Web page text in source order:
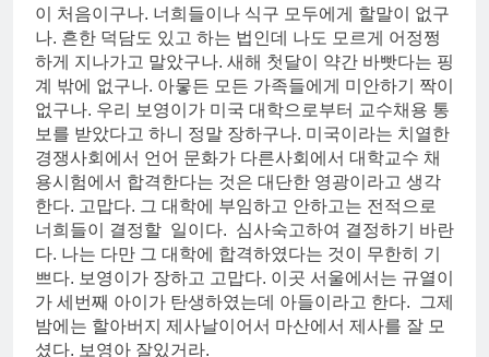
이 처음이구나. 너희들이나 식구 모두에게 할말이 없구
나. 흔한 덕담도 있고 하는 법인데 나도 모르게 어정쩡
하게 지나가고 말았구나. 새해 첫달이 약간 바빳다는 핑
계 밖에 없구나. 아뭏든 모든 가족들에게 미안하기 짝이
없구나. 우리 보영이가 미국 대학으로부터 교수채용 통
보를 받았다고 하니 정말 장하구나. 미국이라는 치열한
경쟁사회에서 언어 문화가 다른사회에서 대학교수 채
용시험에서 합격한다는 것은 대단한 영광이라고 생각
한다. 고맙다. 그 대학에 부임하고 안하고는 전적으로
너희들이 결정할 일이다. 심사숙고하여 결정하기 바란
다. 나는 다만 그 대학에 합격하였다는 것이 무한히 기
쁘다. 보영이가 장하고 고맙다. 이곳 서울에서는 규열이
가 세번째 아이가 탄생하였는데 아들이라고 한다. 그제
밤에는 할아버지 제사날이어서 마산에서 제사를 잘 모
셨다. 보영아 잘있거라.